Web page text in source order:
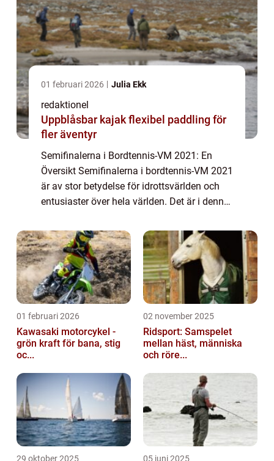
01 februari 2026 Julia Ekk
redaktionel
Uppblåsbar kajak flexibel paddling för
fler äventyr
Semifinalerna i Bordtennis-VM 2021: En
Översikt Semifinalerna i bordtennis-VM 2021
är av stor betydelse för idrottsvärlden och
entusiaster över hela världen. Det är i denna
tävlar mot varandra för att nå final...
01 februari 2026
Kawasaki motorcykel -
grön kraft för bana, stig
oc...
02 november 2025
Ridsport: Samspelet
mellan häst, människa
och röre...
29 oktober 2025 05 juni 2025